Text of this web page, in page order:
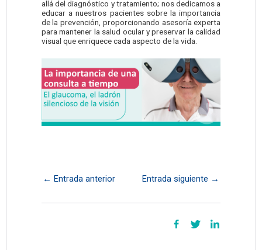
allá del diagnóstico y tratamiento; nos dedicamos a
educar a nuestros pacientes sobre la importancia
de la prevención, proporcionando asesoría experta
para mantener la salud ocular y preservar la calidad
visual que enriquece cada aspecto de la vida.
← Entrada anterior Entrada siguiente →